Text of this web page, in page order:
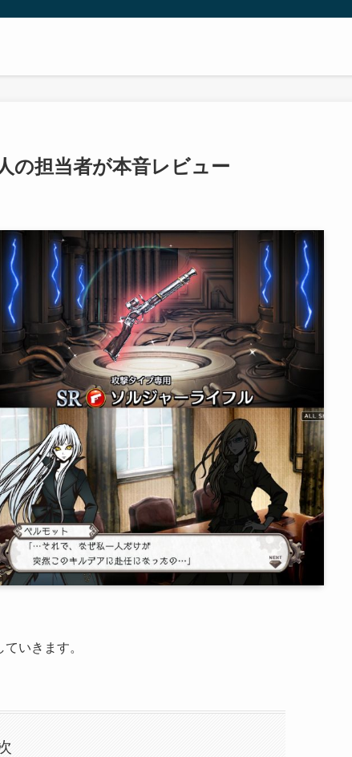
の担当者が本音レビュー
いきます。